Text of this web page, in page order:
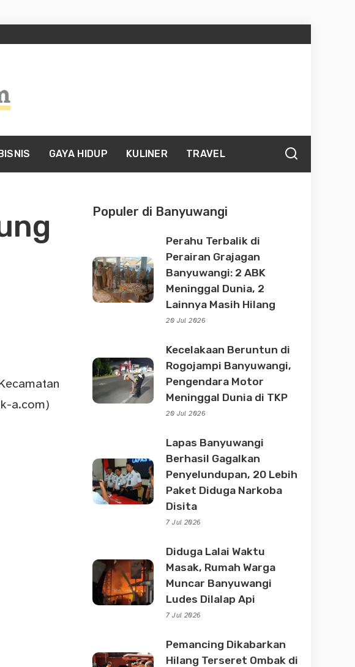
GAYA HIDUP KULINER TRAVEL
Populer di Banyuwangi
Perahu Terbalik di
Perairan Grajagan
Banyuwangi: 2 ABK
Meninggal Dunia, 2
Lainnya Masih Hilang
20 Jul 2026
Kecelakaan Beruntun di
Rogojampi Banyuwangi,
Pengendara Motor
Meninggal Dunia di TKP
20 Jul 2026
Lapas Banyuwangi
Berhasil Gagalkan
Penyelundupan, 20 Lebih
Paket Diduga Narkoba
Disita
7 Jul 2026
Diduga Lalai Waktu
Masak, Rumah Warga
Muncar Banyuwangi
Ludes Dilalap Api
7 Jul 2026
Pemancing Dikabarkan
Hilang Terseret Ombak di